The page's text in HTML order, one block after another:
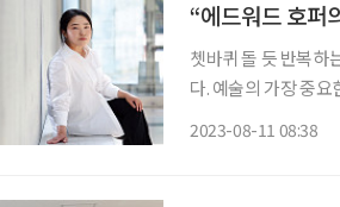
“에드워드 호퍼
쳇바퀴 돌 듯 반복하
다. 예술의 가장 중
2023-08-11 08:38